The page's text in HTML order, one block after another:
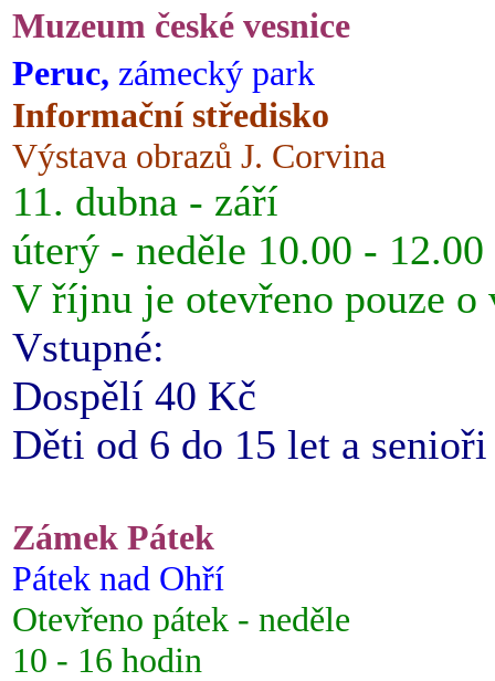
Muzeum české vesnice
Peruc, zámecký park
Informační středisko
Výstava obrazů J. Corvina
11. dubna - září
úterý - neděle 10.00 -
V říjnu je otevřeno pouze o
Vstupné:
Dospělí 40 Kč
Děti od 6 do 15 let a
Zámek Pátek
Pátek nad Ohří
Otevřeno pátek - neděle
10 - 16 hodin